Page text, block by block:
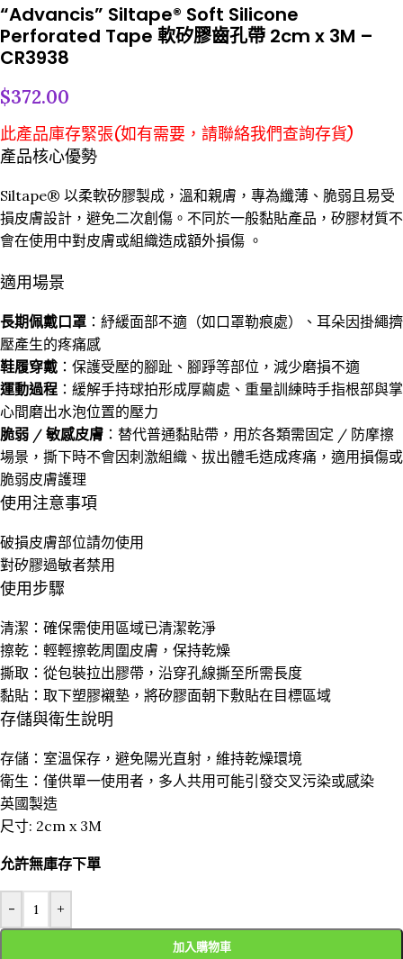
“Advancis” Siltape® Soft Silicone
Perforated Tape 軟矽膠齒孔帶 2cm x 3M –
CR3938
$372.00
此產品庫存緊張(如有需要，請聯絡我們查詢存貨)
產品核心優勢
Siltape® 以柔軟矽膠製成，溫和親膚，專為纖薄、脆弱且易受
損皮膚設計，避免二次創傷。不同於一般黏貼產品，矽膠材質不
會在使用中對皮膚或組織造成額外損傷 。
適用場景
長期佩戴口罩 ：紓緩面部不適（如口罩勒痕處）、耳朵因掛繩擠
壓產生的疼痛感
鞋履穿戴 ：保護受壓的腳趾、腳踭等部位，減少磨損不適
運動過程 ：緩解手持球拍形成厚繭處、重量訓練時手指根部與掌
心間磨出水泡位置的壓力
脆弱 / 敏感皮膚 ：替代普通黏貼帶，用於各類需固定 / 防摩擦
場景，撕下時不會因刺激組織、拔出體毛造成疼痛，適用損傷或
脆弱皮膚護理
使用注意事項
破損皮膚部位請勿使用
對矽膠過敏者禁用
使用步驟
清潔：確保需使用區域已清潔乾淨
擦乾：輕輕擦乾周圍皮膚，保持乾燥
撕取：從包裝拉出膠帶，沿穿孔線撕至所需長度
黏貼：取下塑膠襯墊，將矽膠面朝下敷貼在目標區域
存儲與衛生說明
存儲：室溫保存，避免陽光直射，維持乾燥環境
衛生：僅供單一使用者，多人共用可能引發交叉污染或感染
英國製造
尺寸: 2cm x 3M
允許無庫存下單
- +
加入購物車